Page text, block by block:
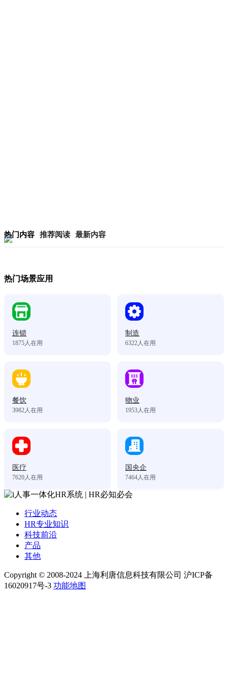
热门内容 推荐阅读 最新内容
热门场景应用
连锁
1875人在用
制造
6322人在用
餐饮
3982人在用
物业
1953人在用
医疗
7620人在用
国央企
7464人在用
行业动态
HR专业知识
科技前沿
产品
其他
Copyright © 2008-2024 上海利唐信息科技有限公司 沪ICP备
16020917号-3 功能地图